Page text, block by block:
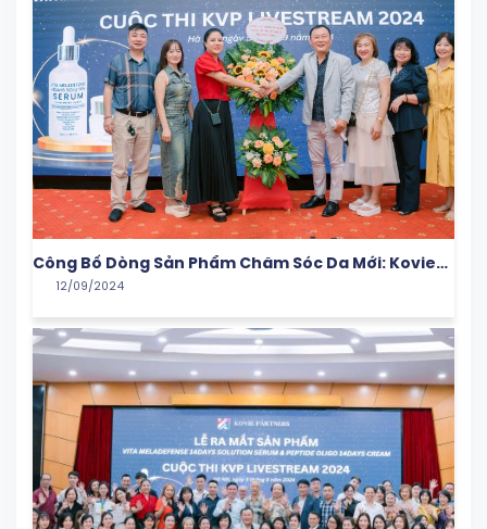
Công Bố Dòng Sản Phẩm Chăm Sóc Da Mới: Kovie
Partners Mang Đến Giải Pháp Từ Hàn Quốc Cho Làn
Da Việt
12/09/2024